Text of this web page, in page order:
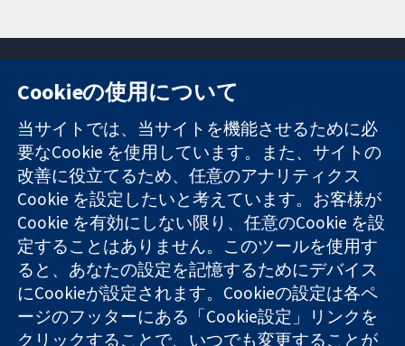
信頼できるエビ
デンスと
情報に基づく意
思決定により
健康のさらなる
向上へ
11-13 Cavendish
Square
London
W1G 0AN
United Kingdom
お問い合わせ
ニュース
広報
コクランにつ
いて
採用
Cochrane
Library
コクラン・コラボレーションは、イングランド及びウェールズ
Cookieの使用について
当サイトでは、当サイトを機能させるために必
要なCookie を使用しています。また、サイトの
改善に役立てるため、任意のアナリティクス
Cookie を設定したいと考えています。お客様が
Cookie を有効にしない限り、任意のCookie を設
定することはありません。このツールを使用す
ると、あなたの設定を記憶するためにデバイス
にCookieが設定されます。Cookieの設定は各ペ
ージのフッターにある「Cookie設定」リンクを
クリックすることで、いつでも変更することが